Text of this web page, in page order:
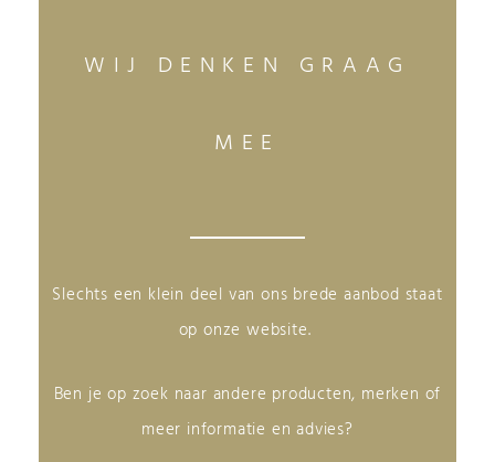
WIJ DENKEN GRAAG
MEE
Slechts een klein deel van ons brede aanbod staat
op onze website.
Ben je op zoek naar andere producten, merken of
meer informatie en advies?